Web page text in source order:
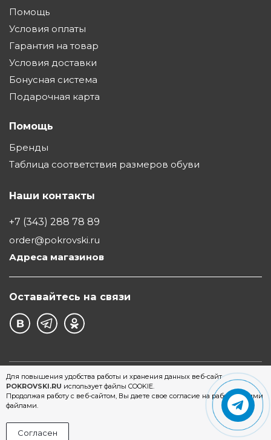
Для повышения удобства работы и хранения данных веб-сайт
POKROVSKI.RU использует файлы COOKIE.
Продолжая работу с веб-сайтом, Вы даете свое согласие на работу с этими
файлами.
Согласен
Помощь
Условия оплаты
Гарантия на товар
Условия доставки
Бонусная система
Подарочная карта
Помощь
Бренды
Таблица соответствия размеров обуви
Наши контакты
+7 (343) 288 78 89
order@pokrovski.ru
Адреса магазинов
Оставайтесь на связи
©1997 - 2026 Обувной Дом "Покровский" - сеть
магазинов обуви в Екатеринбурге